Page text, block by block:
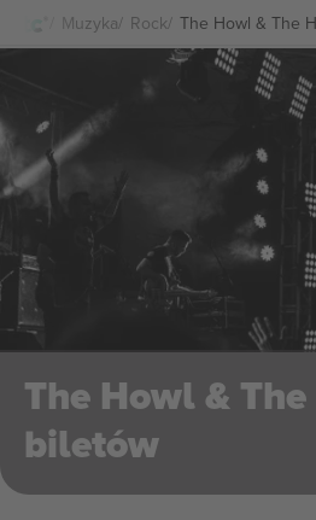
Muzyka Rock The Howl & The
The Howl &
biletów